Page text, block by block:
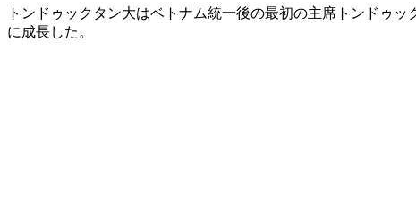
トンドゥックタン大はベトナム統一後の最初の主席トンドゥ
に成長した。